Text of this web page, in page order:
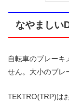
なやましい
自転車のブレーキ
せん。大小のブレ
TEKTRO(TRP)は